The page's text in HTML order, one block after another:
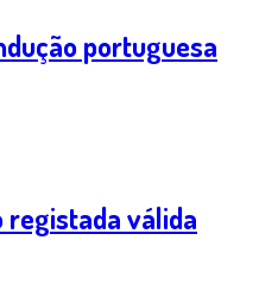
portuguesa
registada válida